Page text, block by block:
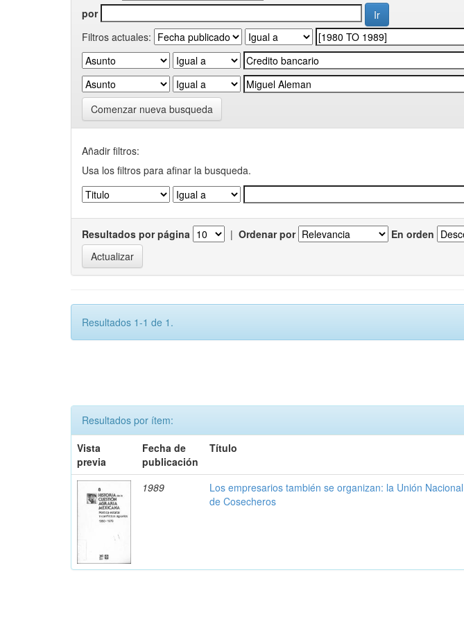
por
Filtros actuales:
Comenzar nueva busqueda
Añadir filtros:
Usa los filtros para afinar la busqueda.
Resultados por página | Ordenar por En orden
Resultados 1-1 de 1.
Resultados por ítem:
Vista
previa
Fecha de
publicación
Título
1989
Los empresarios también se organizan: la Unión Nacional
de Cosecheros